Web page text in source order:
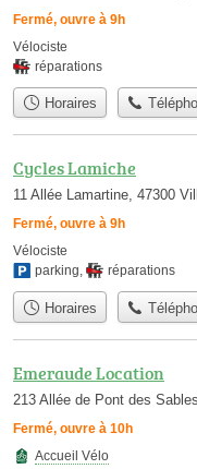
Fermé, ouvre à 9h
Vélociste
réparations
Horaires
Cycles Lamiche
11 Allée Lamartine, 47300
Fermé, ouvre à 9h
Vélociste
parking, réparations
Horaires
Emeraude Location
213 Allée de Pont des
Fermé, ouvre à 10h
Accueil Vélo